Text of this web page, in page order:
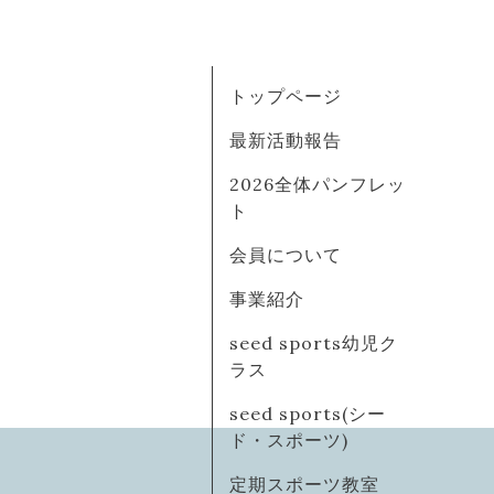
トップページ
最新活動報告
2026全体パンフレッ
ト
会員について
事業紹介
seed sports幼児ク
ラス
seed sports(シー
ド・スポーツ)
定期スポーツ教室